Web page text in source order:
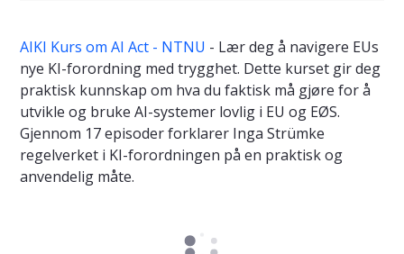
AIKI Kurs om AI Act - NTNU - Lær deg å navigere EUs
nye KI-forordning med trygghet. Dette kurset gir deg
praktisk kunnskap om hva du faktisk må gjøre for å
utvikle og bruke AI-systemer lovlig i EU og EØS.
Gjennom 17 episoder forklarer Inga Strümke
regelverket i KI-forordningen på en praktisk og
anvendelig måte.